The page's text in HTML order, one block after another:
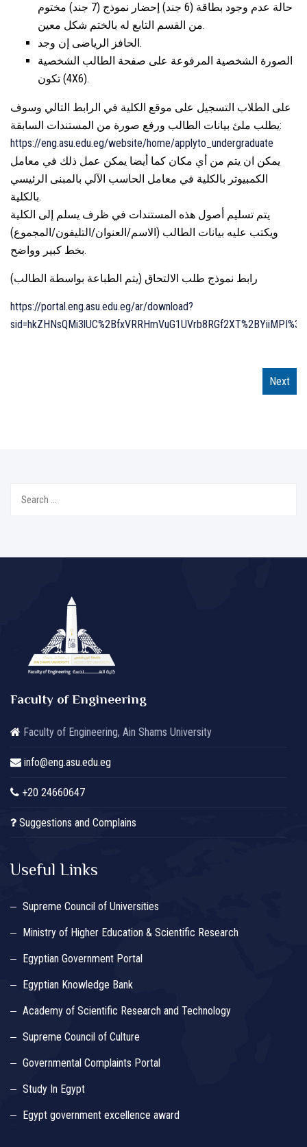
حالة عدم وجود بطاقة (6 جند) إحضار نموذج (7 جند) مختوم
من القسم التابع له بالختم شكل معين.
الحافز الرياضى إن وجد.
الصورة الشخصية المرفوعة على صفحة الطالب الشخصية
تكون (4X6).
على الطلاب التسجيل على موقع الكلية في الرابط التالي وسوف
يطلب ملئ بيانات الطالب ورفع صورة من المستندات السابقة:
https://eng.asu.edu.eg/website/home/applyto_undergraduate
يمكن ان يتم من أي مكان كما أيضا يمكن عمل ذلك في معامل
الكمبيوتر بالكلية في معامل الحاسب الآلي بالمبنى الرئيسي
بالكلية.
يتم تسليم أصول هذه المستندات في ظرف يسلم إلى الكلية
ويكتب عليه بيانات الطالب (الاسم/العنوان/التليفون/المجموع)
بخط كبير وواضح.
رابط نموذج طلب الالتحاق (يتم الطباعة بواسطة الطالب)
https://portal.eng.asu.edu.eg/ar/download?
sid=hkZHNsQMi3lUC%2BfxVRRHmVuG1UVrb8RGf2XT%2BYiiMPI%3D
Next
Faculty of Engineering
Faculty of Engineering, Ain Shams University
info@eng.asu.edu.eg
+20 24660647
Suggestions and Complains
Useful Links
Supreme Council of Universities
Ministry of Higher Education & Scientific Research
Egyptian Government Portal
Egyptian Knowledge Bank
Academy of Scientific Research and Technology
Supreme Council of Culture
Governmental Complaints Portal
Study In Egypt
Egypt government excellence award